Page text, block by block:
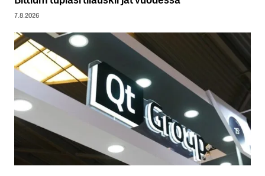
7.8.2026